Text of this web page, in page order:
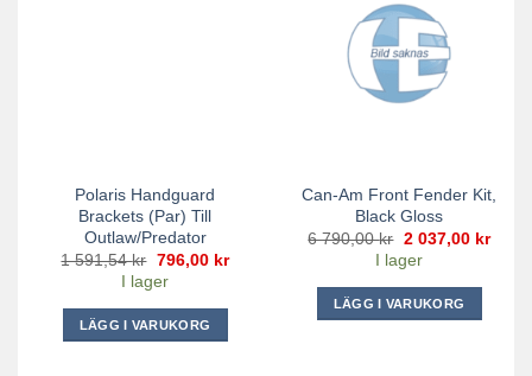
Polaris Handguard
Brackets (par) Till
Outlaw/Predator
1 591,54kr Det
ursprungliga
priset
var:
1
591,54 kr.
796,00 krDet
är:
I lager
LÄGG I VARUKORG
Can-Am Front Fender Kit,
Black Gloss
6 790,00kr Det
ursprungliga
priset
var:
6
790,00 kr.
2 037,00 krDet
I lager
LÄGG I VARUKORG